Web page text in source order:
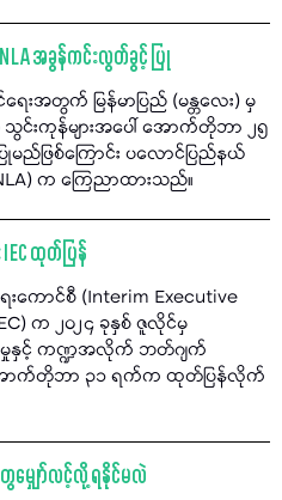
အခွန်ကင်းလွတ်ခွင့် ပြု
အတွက် မြန်မာပြည် (မန္တလေး) မှ
းကုန်များအပေါ် အောက်တိုဘာ ၂၅
ဖြစ်ကြောင်း ပလောင်ပြည်နယ်
က ကြေညာထားသည်။
ထုတ်ပြန်
ကောင်စီ (Interim Executive
က ၂၀၂၄ ခုနှစ် ဇူလိုင်မှ
င့် ကဏ္ဍအလိုက် ဘတ်ဂျက်
ောက်တိုဘာ ၃၁ ရက်က ထုတ်ပြန်လိုက်
ျှော်လင့်လို့ ရနိုင်မလဲ